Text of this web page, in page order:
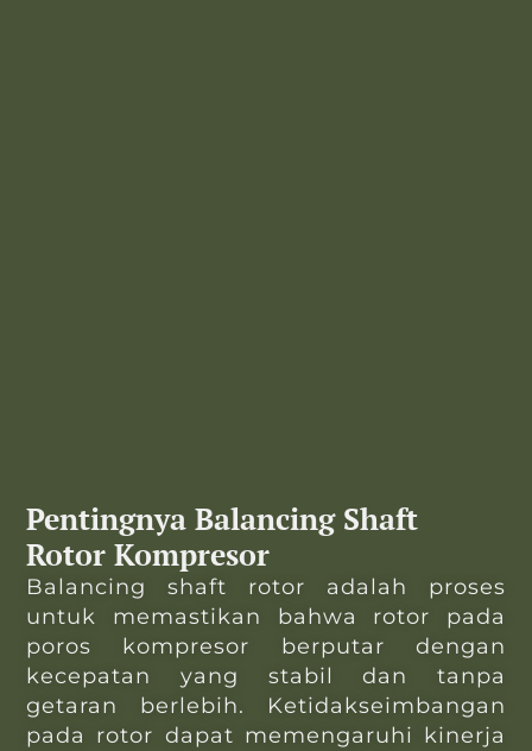
Pentingnya Balancing Shaft
Rotor Kompresor
Balancing shaft rotor adalah proses
untuk memastikan bahwa rotor pada
poros kompresor berputar dengan
kecepatan yang stabil dan tanpa
getaran berlebih. Ketidakseimbangan
pada rotor dapat memengaruhi kinerja